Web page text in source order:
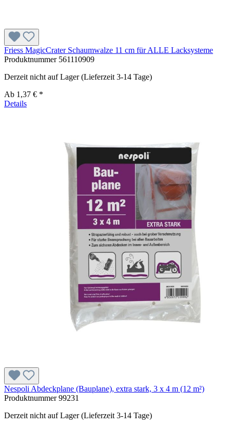
Friess MagicCrater Schaumwalze 11 cm für ALLE Lacksysteme
Produktnummer 561110909
Derzeit nicht auf Lager (Lieferzeit 3-14 Tage)
Ab 1,37 € *
Details
Nespoli Abdeckplane (Bauplane), extra stark, 3 x 4 m (12 m²)
Produktnummer99231
Derzeit nicht auf Lager (Lieferzeit 3-14 Tage)